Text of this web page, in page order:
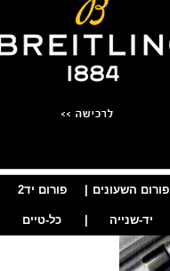
פורום השעונים פורום יד2
יד-שנייה כל-טיים